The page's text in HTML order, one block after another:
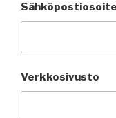
Sähköpostiosoite
Verkkosivusto